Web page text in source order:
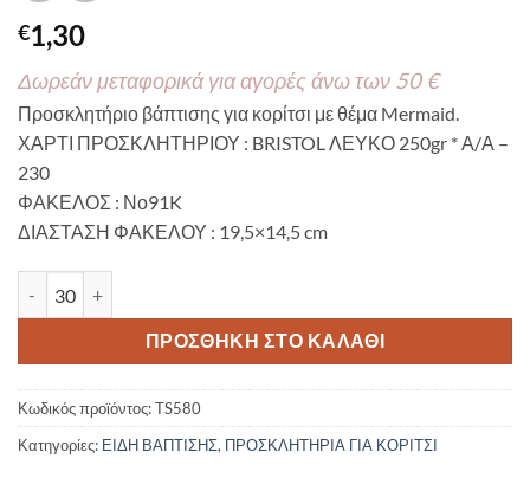
€1,30
Δωρεάν μεταφορικά για αγορές άνω των 50 €
Προσκλητήριο βάπτισης για κορίτσι με θέμα Mermaid.
ΧΑΡΤΙ ΠΡΟΣΚΛΗΤΗΡΙΟΥ : BRISTOL ΛΕΥΚΟ 250gr * Α/Α –
230
ΦΑΚΕΛΟΣ : Νο91K
ΔΙΑΣΤΑΣΗ ΦΑΚΕΛΟΥ : 19,5×14,5 cm
ΠΡΟΣΘΉΚΗ ΣΤΟ ΚΑΛΆΘΙ
Κωδικός προϊόντος:TS580
Κατηγορίες: ΕΙΔΗ ΒΑΠΤΙΣΗΣ, ΠΡΟΣΚΛΗΤΗΡΙΑ ΓΙΑ ΚΟΡΙΤΣΙ